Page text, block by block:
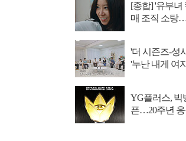
[종합] '유부녀
매 조직 소탕
'더 시즌즈-성
'누난 내게 여
YG플러스, 빅
픈…20주년 응